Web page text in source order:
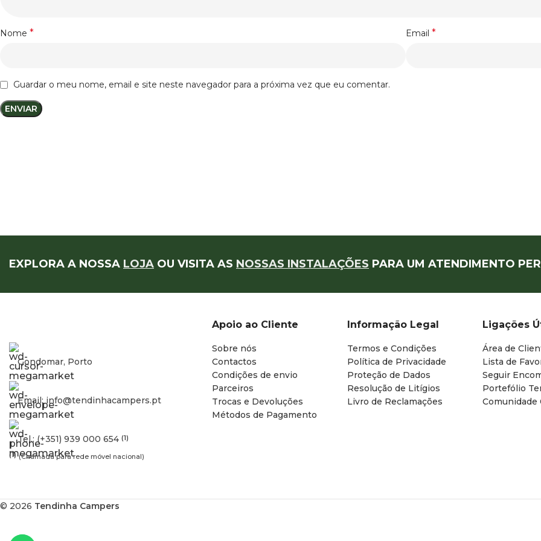
Nome * Email *
Guardar o meu nome, email e site neste navegador para a próxima vez que eu comentar.
EXPLORA A NOSSA LOJA OU VISITA AS NOSSAS INSTALAÇÕES PARA UM ATENDIMENTO
Gondomar, Porto
Email: info@tendinhacampers.pt
Tel.: (+351) 939 000 654 (1)
(1) (Chamada para rede móvel nacional)
Apoio ao Cliente
Sobre nós
Contactos
Condições de envio
Parceiros
Trocas e Devoluções
Métodos de Pagamento
Informação Legal
Termos e Condições
Política de Privacidade
Proteção de Dados
Resolução de Litígios
Livro de Reclamações
Ligações
Área de
Lista de
Seguir
Portefólio
Comunidade
© 2026 Tendinha Campers